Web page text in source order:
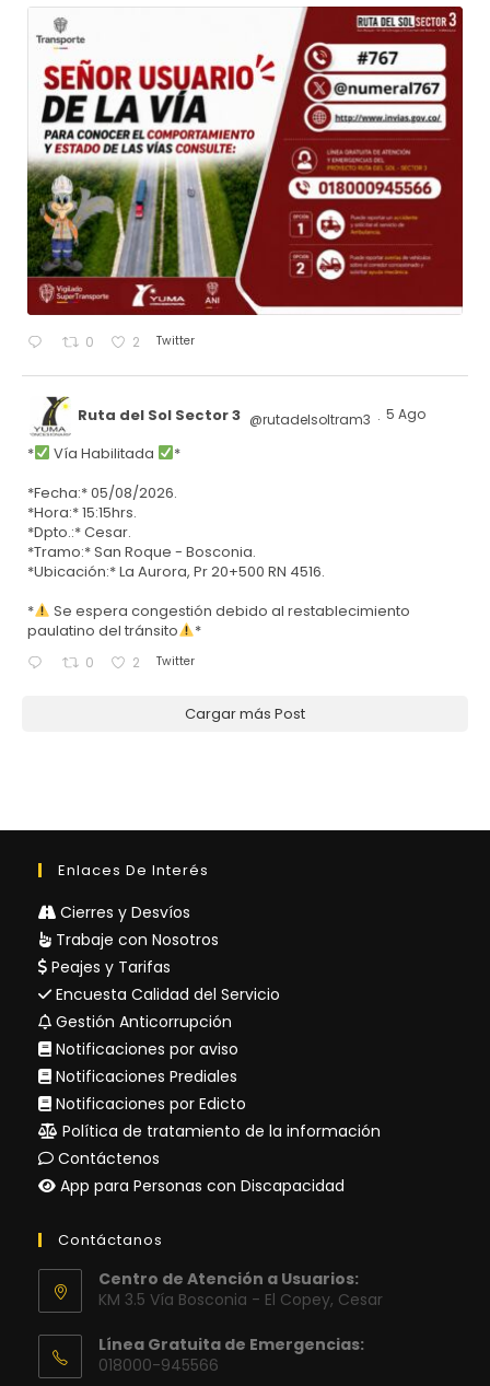
0 2 Twitter
Ruta del Sol Sector 3 @rutadelsoltram3 · 5 Ago
* Vía Habilitada
*
*Fecha:* 05/08/2026.
*Hora:* 15:15hrs.
*Dpto.:* Cesar.
*Tramo:* San Roque - Bosconia.
*Ubicación:* La Aurora, Pr 20+500 RN 4516.
*
Se espera congestión debido al restablecimiento
paulatino del tránsito
*
0 2 Twitter
Cargar más Post
Enlaces De Interés
Cierres y Desvíos
Trabaje con Nosotros
Peajes y Tarifas
Encuesta Calidad del Servicio
Gestión Anticorrupción
Notificaciones por aviso
Notificaciones Prediales
Notificaciones por Edicto
Política de tratamiento de la información
Contáctenos
App para Personas con Discapacidad
Contáctanos
Centro de Atención a Usuarios:
KM 3.5 Vía Bosconia - El Copey, Cesar
Línea Gratuita de Emergencias:
018000-945566